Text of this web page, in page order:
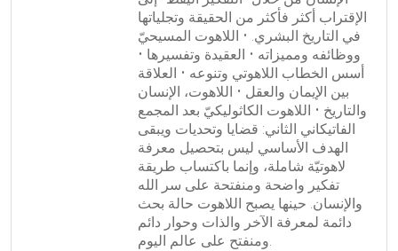
الإقتراب أكثر فأكثر من الحقيقة وتجلياتها
في التاريخ البشري. • اللاهوت المسيحيّ
ووظائفه ومميزاته • العقيدة وتفسيرها •
أسس الخطاب اللاهوتي وتنوعه • العلاقة
بين الإيمان والعقل • اللاهوت، الإنسان
والتاريخ • اللاهوت الكاثوليكيّ بعد المجمع
الفاتيكاني الثاني: قضايا وتحديات ويبقى
الهدف الأساسي ليس بتحصيل معرفة
لاهوتيّة شاملة، وإنما باكتساب طريقة
تفكير واضحة ومنفتحة على سر الله
والإنسان. حينها يصبح اللاهوت حالة بحث
دائمة لمعرفة الآخر والذات وحوار دائم
ومنفتح على عالم اليوم.